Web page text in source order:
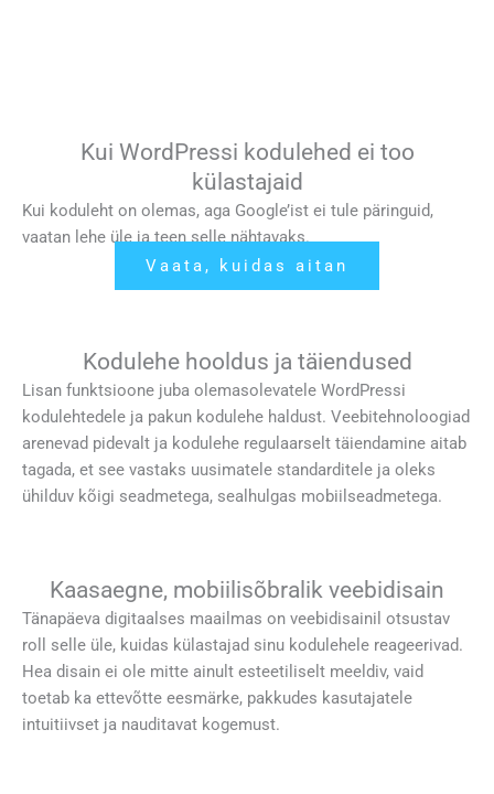
Kui WordPressi kodulehed ei too
külastajaid
Kui koduleht on olemas, aga Google’ist ei tule päringuid,
vaatan lehe üle ja teen selle nähtavaks.
Vaata, kuidas aitan
Kodulehe hooldus ja täiendused
Lisan funktsioone juba olemasolevatele WordPressi
kodulehtedele ja pakun kodulehe haldust. Veebitehnoloogiad
arenevad pidevalt ja kodulehe regulaarselt täiendamine aitab
tagada, et see vastaks uusimatele standarditele ja oleks
ühilduv kõigi seadmetega, sealhulgas mobiilseadmetega.
Kaasaegne, mobiilisõbralik veebidisain
Tänapäeva digitaalses maailmas on veebidisainil otsustav
roll selle üle, kuidas külastajad sinu kodulehele reageerivad.
Hea disain ei ole mitte ainult esteetiliselt meeldiv, vaid
toetab ka ettevõtte eesmärke, pakkudes kasutajatele
intuitiivset ja nauditavat kogemust.